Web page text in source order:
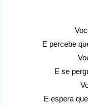
E percebe
E se
E espera